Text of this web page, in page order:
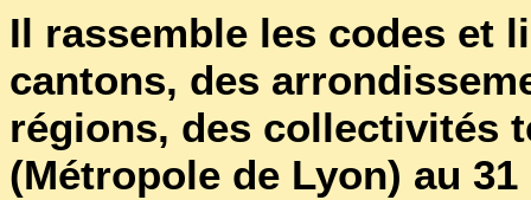
Il rassemble les codes et
cantons, des
régions, des collectivités
(Métropole de Lyon) au 31